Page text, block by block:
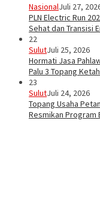
NasionalJuli 27,
PLN Electric Run
Sehat dan Transisi
22
SulutJuli 25, 2026
Hormati Jasa
Palu 3 Topang
23
SulutJuli 24, 2026
Topang Usaha
Resmikan